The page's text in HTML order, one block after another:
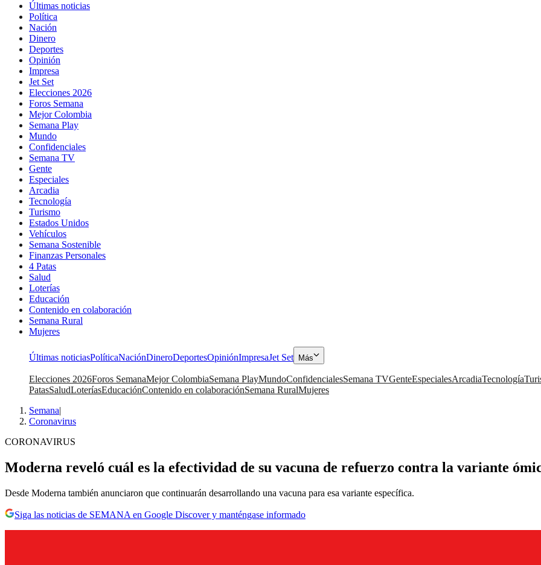
Últimas noticias
Política
Nación
Dinero
Deportes
Opinión
Impresa
Jet Set
Elecciones 2026
Foros Semana
Mejor Colombia
Semana Play
Mundo
Confidenciales
Semana TV
Gente
Especiales
Arcadia
Tecnología
Turismo
Estados Unidos
Vehículos
Semana Sostenible
Finanzas Personales
4 Patas
Salud
Loterías
Educación
Contenido en colaboración
Semana Rural
Mujeres
Últimas noticiasPolíticaNaciónDineroDeportesOpiniónImpresaJet Set Más
Elecciones 2026Foros SemanaMejor ColombiaSemana PlayMundoConfidencialesSemana TVGenteEspecialesArcadiaTecnología
PatasSaludLoteríasEducaciónContenido en colaboraciónSemana RuralMujeres
Semana|
Coronavirus
CORONAVIRUS
Moderna reveló cuál es la efectividad de su vacuna de refuerzo contra la variante
Desde Moderna también anunciaron que continuarán desarrollando una vacuna para esa variante específica.
Siga las noticias de SEMANA en Google Discover y manténgase informado